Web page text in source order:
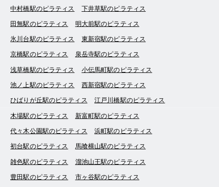
中村橋駅のピラティス 下井草駅のピラティス
田無駅のピラティス 明大前駅のピラティス
氷川台駅のピラティス 東新宿駅のピラティス
京橋駅のピラティス 泉岳寺駅のピラティス
浅草橋駅のピラティス 小伝馬町駅のピラティス
池ノ上駅のピラティス 西新宿駅のピラティス
ひばりが丘駅のピラティス 江戸川橋駅のピラティス
木場駅のピラティス 新富町駅のピラティス
代々木公園駅のピラティス 浜町駅のピラティス
初台駅のピラティス 馬喰横山駅のピラティス
雑色駅のピラティス 溜池山王駅のピラティス
豊田駅のピラティス 市ヶ谷駅のピラティス